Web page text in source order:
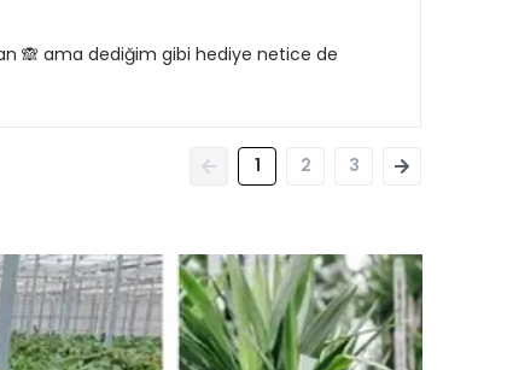
🙈 ama dediğim gibi hediye netice de
1 2 3